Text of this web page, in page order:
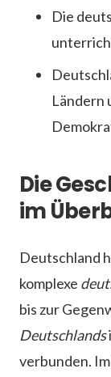
Die
Ländern
Die
im
Deutschland
komplexe
bis zur
Deutschlands
verbunden.